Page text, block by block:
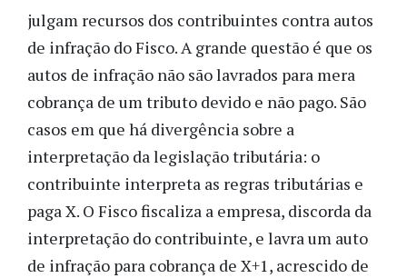
julgam recursos dos contribuintes contra autos
de infração do Fisco. A grande questão é que os
autos de infração não são lavrados para mera
cobrança de um tributo devido e não pago. São
casos em que há divergência sobre a
interpretação da legislação tributária: o
contribuinte interpreta as regras tributárias e
paga X. O Fisco fiscaliza a empresa, discorda da
interpretação do contribuinte, e lavra um auto
de infração para cobrança de X+1, acrescido de